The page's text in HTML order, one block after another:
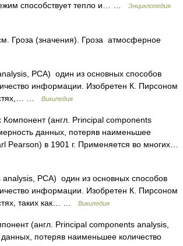
способствует тепло и… …
Энциклопедия
Гроза (значения). Гроза атмосферное
PCA) один из основных способов
информации. Изобретен К. Пирсоном
…
Википедия
(англ. Principal components
данных, потеряв наименьшее
Pearson) в 1901 г. Применяется во многих…
PCA) один из основных способов
информации. Изобретен К. Пирсоном
таких как… …
Википедия
(англ. Principal components analysis,
потеряв наименьшее количество